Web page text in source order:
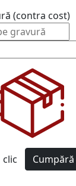
(contra cost)
clic Cumpără